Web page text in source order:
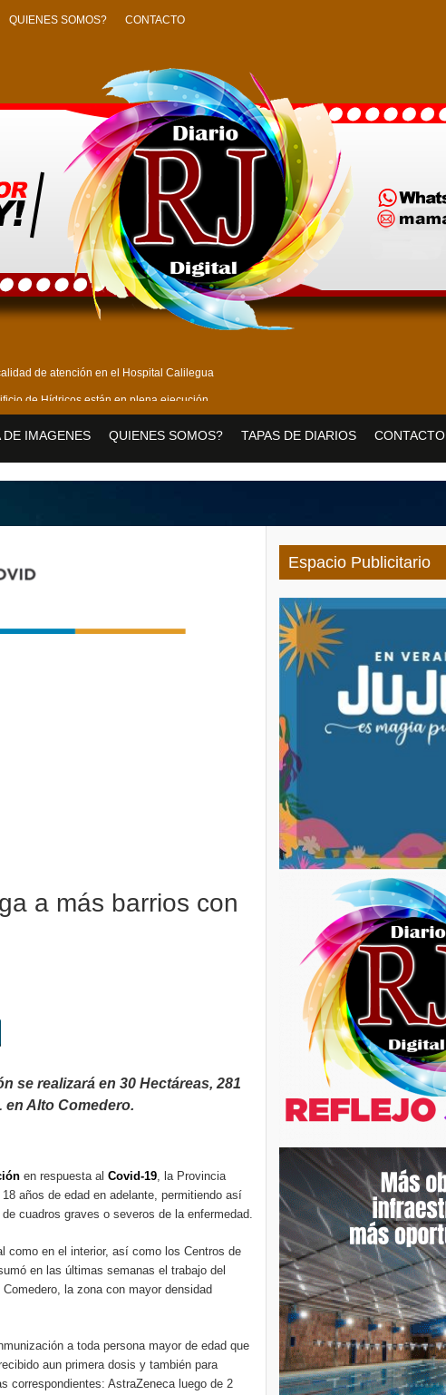
QUIENES SOMOS? CONTACTO
de atención en el Hospital Calilegua
de Hídricos están en plena ejecución
con servicios de Salud para personas con discapacidad
gratuita para las vacaciones de invierno
DE IMAGENES QUIENES SOMOS? TAPAS DE DIARIOS CONTACTO
a más barrios con
se realizará en 30 Hectáreas, 281
en Alto Comedero.
en respuesta al Covid-19, la Provincia
años de edad en adelante, permitiendo así
cuadros graves o severos de la enfermedad.
como en el interior, así como los Centros de
en las últimas semanas el trabajo del
la zona con mayor densidad
a toda persona mayor de edad que
aun primera dosis y también para
correspondientes: AstraZeneca luego de 2
Espacio Publicitario